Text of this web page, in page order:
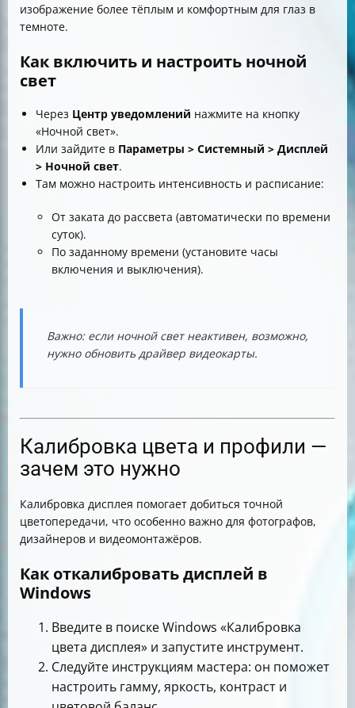
изображение более тёплым и комфортным для глаз в
темноте.
Как включить и настроить ночной
свет
Через Центр уведомлений нажмите на кнопку
«Ночной свет».
Или зайдите в Параметры > Системный > Дисплей
> Ночной свет.
Там можно настроить интенсивность и расписание:
От заката до рассвета (автоматически по времени
суток).
По заданному времени (установите часы
включения и выключения).
Важно: если ночной свет неактивен, возможно,
нужно обновить драйвер видеокарты.
Калибровка цвета и профили —
зачем это нужно
Калибровка дисплея помогает добиться точной
цветопередачи, что особенно важно для фотографов,
дизайнеров и видеомонтажёров.
Как откалибровать дисплей в
Windows
Введите в поиске Windows «Калибровка
цвета дисплея» и запустите инструмент.
Следуйте инструкциям мастера: он поможет
настроить гамму, яркость, контраст и